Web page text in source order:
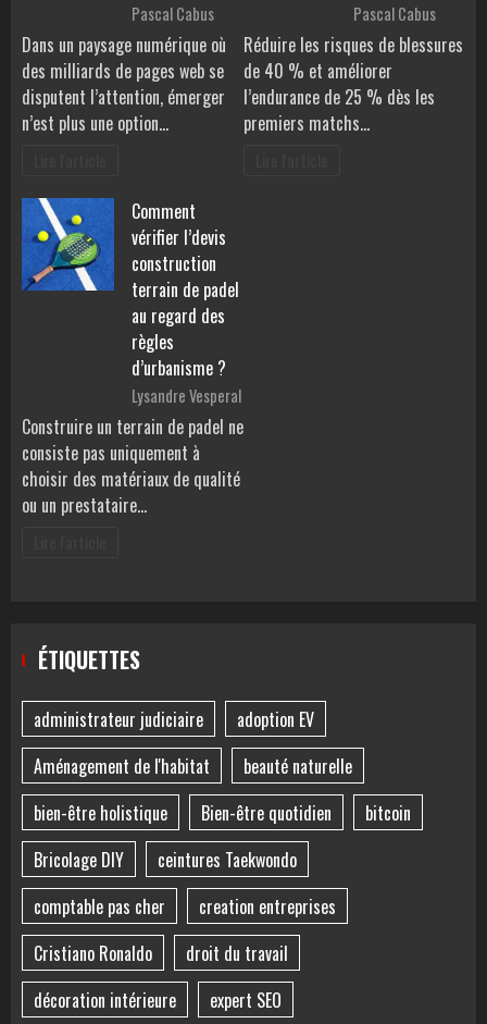
Pascal Cabus
Dans un paysage numérique où
des milliards de pages web se
disputent l’attention, émerger
n’est plus une option…
Pascal Cabus
Réduire les risques de blessures
de 40 % et améliorer
l’endurance de 25 % dès les
premiers matchs…
Comment
vérifier l’devis
construction
terrain de padel
au regard des
règles
d’urbanisme ?
Lysandre Vesperal
Construire un terrain de padel ne
consiste pas uniquement à
choisir des matériaux de qualité
ou un prestataire…
ÉTIQUETTES
administrateur judiciaire
adoption EV
Aménagement de l'habitat
beauté naturelle
bien-être holistique
Bien-être quotidien
bitcoin
Bricolage DIY
ceintures Taekwondo
comptable pas cher
creation entreprises
Cristiano Ronaldo
droit du travail
décoration intérieure
expert SEO